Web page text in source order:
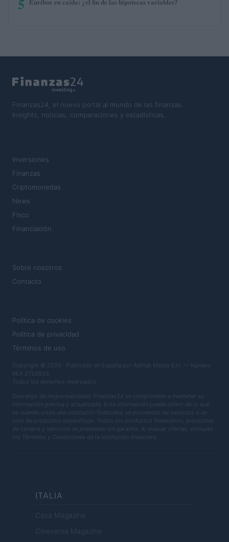
5
Finanzas24, el nuevo portal al mundo de las finanzas.
Insights, noticias, comparaciones y estadísticas.
Inversiones
Finanzas
Criptomonedas
News
Fisco
Financiación
Sobre nosotros
Contacto
Política de cookies
Política de privacidad
Términos de uso
Copyright © 2026 · Publicado en España por AdHub Media S.r.l. — Número
REA 2729933
Todos los derechos reservados
Descargo de responsabilidad: Finanzas24 se compromete a mantener su
información precisa y actualizada. Esta información puede diferir de lo que
ve cuando visita una institución financiera, un proveedor de servicios o un
sitio de productos específicos. Todos los productos financieros, productos
de compra y servicios se presentan sin garantía. Al evaluar ofertas, consulte
los Términos y Condiciones de la institución financiera.
ITALIA
Casa Magazine
Cineverse Magazine